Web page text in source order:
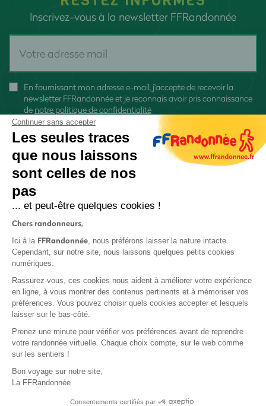
Inscrivez-vous à la newsletter FFRandonnée
En fournissant mon adresse e-mail, j'accepte de recevoir la
newsletter FFRandonnée et je reconnais avoir pris connaissance
de notre politique de confidentialité
Protection des données
Politique de confidentialité
Continuer sans accepter
Les seules traces
que nous laissons
sont celles de nos
pas
... et peut-être quelques cookies !
Chers randonneurs,
Ici à la FFRandonnée, nous préférons laisser la nature intacte.
Cependant, sur notre site, nous laissons quelques petits cookies
numériques.
Rassurez-vous, ces cookies nous aident à améliorer votre expérience
en ligne, à vous montrer des contenus pertinents et à mémoriser vos
préférences. Vous pouvez choisir quels cookies accepter et lesquels
laisser sur le bas-côté.
Prenez une minute pour vérifier vos préférences avant de reprendre
votre randonnée virtuelle. Chaque choix compte, sur le web comme
sur les sentiers !
Bon voyage sur notre site,
La FFRandonnée
Consentements certifiés par